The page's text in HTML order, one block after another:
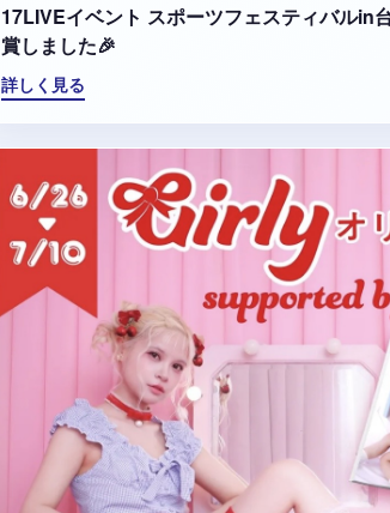
17LIVEイベント スポーツフェスティバルin
賞しました🎉
詳しく見る